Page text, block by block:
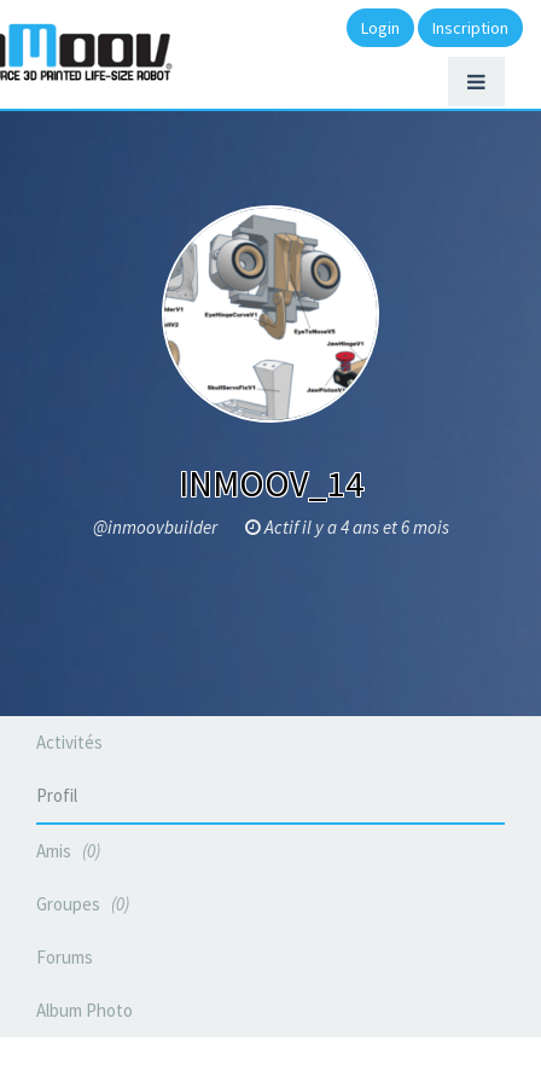
Login Inscription
INMOOV_14
@inmoovbuilder Actif il y a 4 ans et 6 mois
Activités
Profil
Amis 0
Groupes 0
Forums
Album Photo